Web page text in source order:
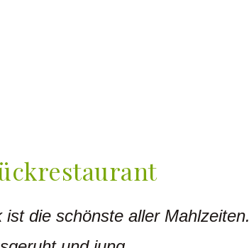
ist die schönste aller Mahlzeiten.